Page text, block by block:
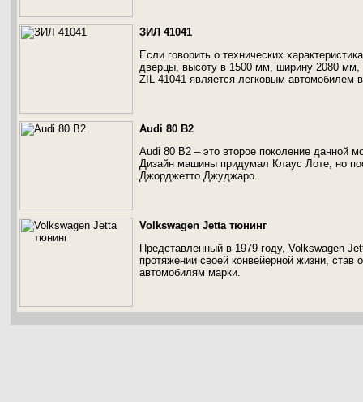
ЗИЛ 41041
Если говорить о технических
дверцы, высоту в 1500 мм, ширину 2080 мм,
ZIL 41041 является легковым автомобилем
Audi 80 B2
Audi 80 B2 – это второе поколение данной
Дизайн машины придумал Клаус Лоте, но
Джорджетто Джуджаро.
Volkswagen Jetta тюнинг
Представленный в 1979 году, Volkswagen
протяжении своей конвейерной жизни, став
автомобилям марки.